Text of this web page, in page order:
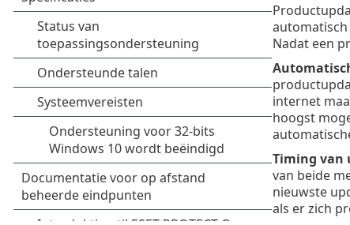
Nadat een
internet
hoogst
Timing van
van beide
nieuwste
als er zich